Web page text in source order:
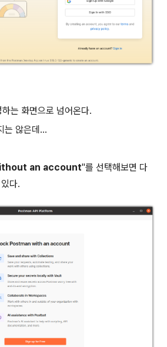
는 화면으로 넘어온다.
는 않은데...
an account"를 선택해보면 다
다.